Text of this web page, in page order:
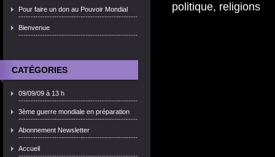
Pour faire un don au Pouvoir Mondial
Bienvenue
CATÉGORIES
09/09/09 à 13 h
3ème guerre mondiale en préparation
Abonnement Newsletter
Accueil
politique, religions